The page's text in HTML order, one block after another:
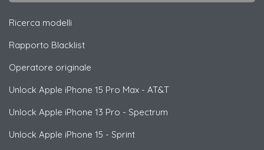
Ricerca modelli
Rapporto Blacklist
Operatore originale
Unlock Apple iPhone 15 Pro Max - AT&T
Unlock Apple iPhone 13 Pro - Spectrum
Unlock Apple iPhone 15 - Sprint